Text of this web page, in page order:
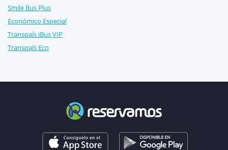
Smile Bus Plus
Económico Especial
Transpaís iBus VIP
Transpaís Eco